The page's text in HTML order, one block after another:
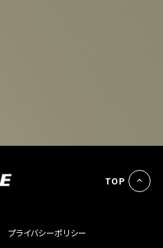
TOP
プライバシーポリシー